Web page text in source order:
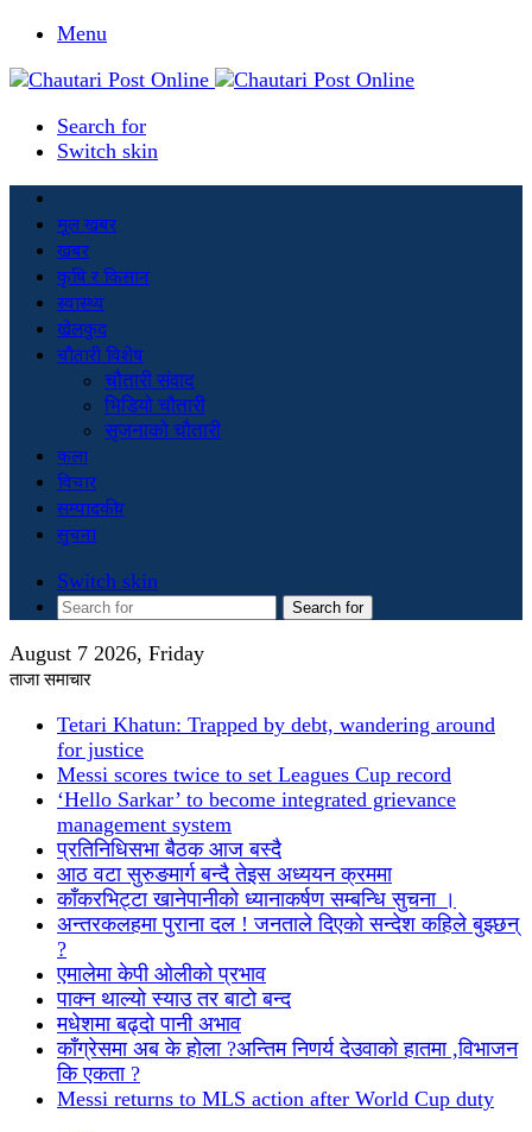
Menu
Search for
Switch skin
मूल खबर
खबर
कृषि र किसान
स्वास्थ्य
खेलकुद
चौतारी विशेष
चौतारी संवाद
भिडियो चौतारी
सृजनाको चौतारी
कला
विचार
सम्पादकीय
सुचना
Switch skin
Search for
August 7 2026, Friday
ताजा समाचार
Tetari Khatun: Trapped by debt, wandering around
for justice
Messi scores twice to set Leagues Cup record
‘Hello Sarkar’ to become integrated grievance
management system
प्रतिनिधिसभा बैठक आज बस्दै
आठ वटा सुरुङमार्ग बन्दै तेइस अध्ययन क्रममा
काँकरभिट्टा खानेपानीको ध्यानाकर्षण सम्बन्धि सुचना ।
अन्तरकलहमा पुराना दल ! जनताले दिएको सन्देश कहिले बुझ्छन्
?
एमालेमा केपी ओलीको प्रभाव
पाक्न थाल्यो स्याउ तर बाटो बन्द
मधेशमा बढ्दो पानी अभाव
काँग्रेसमा अब के होला ?अन्तिम निणर्य देउवाको हातमा ,विभाजन
कि एकता ?
Messi returns to MLS action after World Cup duty